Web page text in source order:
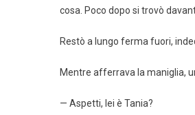
cosa. Poco dopo si trovò
Restò a lungo ferma fuori,
Mentre afferrava la maniglia,
— Aspetti, lei è Tania?